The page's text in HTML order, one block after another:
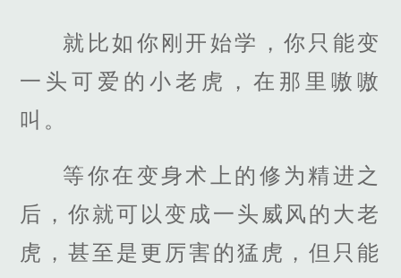
就比如你刚开始学，你只能变
一头可爱的小老虎，在那里嗷嗷
叫。
等你在变身术上的修为精进之
后，你就可以变成一头威风的大老
虎，甚至是更厉害的猛虎，但只能